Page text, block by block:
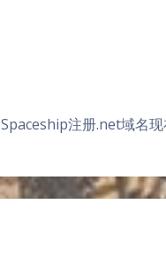
Spaceship注册.net域名现